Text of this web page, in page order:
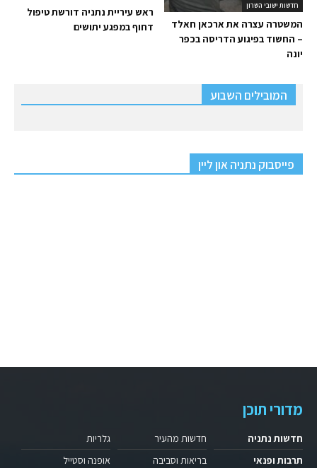
ראש עיריית נתניה דורשת טיפול
דחוף במפגע יתושים
חדשות ישובי השרון
המשטרה עצרה את ארכאן חאלד
– החשוד בפיגוע הדריסה בכפר
יונה
המובילים השבוע
פייסבוק נתניה און ליין
מדורי תוכן
חדשות נתניה
תרבות ופנאי
חדשות מהעיר
בריאות וסביבה
גלריות
אופנה וסטייל